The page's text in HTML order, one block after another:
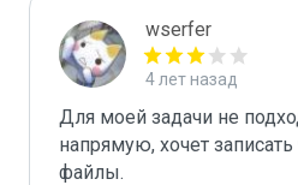
wserfer
4 лет назад
Для моей задачи не
напрямую, хочет
файлы.